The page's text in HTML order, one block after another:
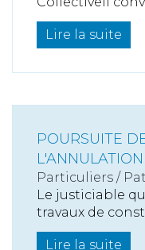
Lire la suite
POURSUITE
Particuliers /
Le justiciable
travaux de
Lire la suite